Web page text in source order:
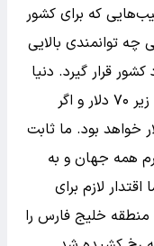
که برای کشور
توانمندی بالایی
قرار گیرد. دنیا
باید بداند اگر منافع ما تامین شود نفت زیر ۷۰ دلار و اگر
تامین نشود نفت بالای ۱۵۰ دلار خواهد بود. ما ثابت
همه جهان و به
لازم برای
خلیج فارس را